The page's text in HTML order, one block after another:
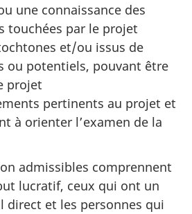
une connaissance des
touchées par le projet
et/ou issus de
ou potentiels, pouvant être
projet
pertinents au projet et
à orienter l’examen de la
admissibles comprennent
lucratif, ceux qui ont un
direct et les personnes qui